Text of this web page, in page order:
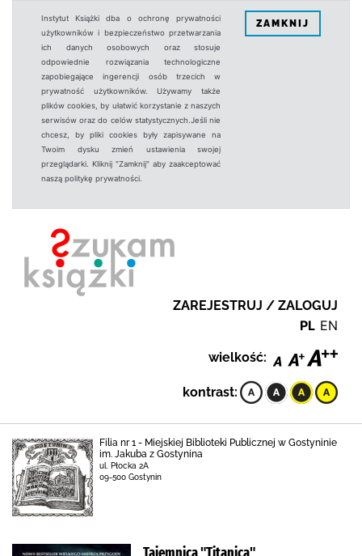
Instytut Książki dba o ochronę prywatności
użytkowników i bezpieczeństwo przetwarzania
ich danych osobowych oraz stosuje
odpowiednie rozwiązania technologiczne
zapobiegające ingerencji osób trzecich w
prywatność użytkowników. Używamy także
plików cookies, by ułatwić korzystanie z naszych
serwisów oraz do celów statystycznych.Jeśli nie
chcesz, by pliki cookies były zapisywane na
Twoim dysku zmień ustawienia swojej
przeglądarki. Kliknij "Zamknij" aby zaakceptować
naszą politykę prywatności.
ZAMKNIJ
ZAREJESTRUJ / ZALOGUJ
PL EN
wielkość:
kontrast:
Filia nr 1 - Miejskiej Biblioteki Publicznej w Gostyninie
im. Jakuba z Gostynina
ul. Płocka 2A
09-500 Gostynin